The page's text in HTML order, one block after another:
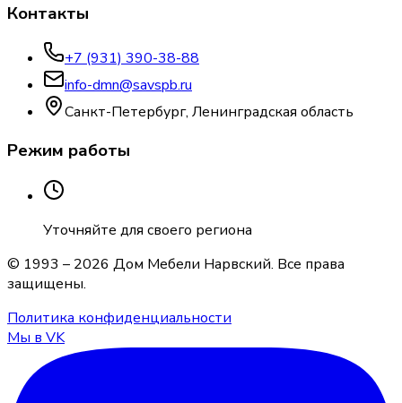
Контакты
+7 (931) 390-38-88
info-dmn@savspb.ru
Санкт-Петербург, Ленинградская область
Режим работы
Уточняйте для своего региона
© 1993 – 2026 Дом Мебели Нарвский. Все права
защищены.
Политика конфиденциальности
Мы в VK